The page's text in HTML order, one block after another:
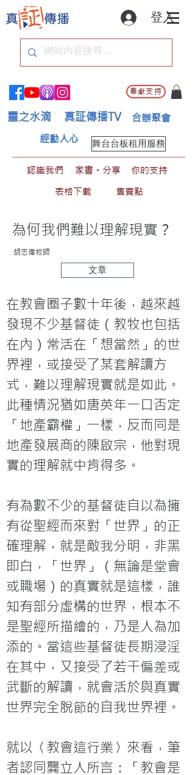
登入
奉獻支持
靈之水滴 真証傳播TV 合辦聚會
舞台台板租用服務
經動人心
認識我們 家書。分享
你的支持
表格下載
售賣點
為何我們難以理解現實？
胡志偉牧師
文章
在教會圈子數十年後，越來越
發現不少基督徒（教牧也包括
在內）常活在「想當然」的世
界裡，或接受了某套解讀方
式，難以理解現實就是如此。
此種情況猶如唐英年一口否定
「地產霸權」一樣，反而同是
地產發展商的陳啟宗，他對現
實的理解就中肯得多。
有為數不少的基督徒自以為擁
有從聖經而來對「世界」的正
確理解，就是敵我分明，非黑
即白，「世界」（無論是堂會
或職場）的真實就是這樣，誰
知有部分虛構的世界，根本不
是聖經所描繪的，乃是人為加
添的。當這些基督徒長期浸淫
在其中，又接受了若干偏差或
武斷的解讀，就會活於與真實
世界完全脫節的自我世界裡。
就以〈教會這行業〉來看，筆
者認同龔立人所言：「教會是